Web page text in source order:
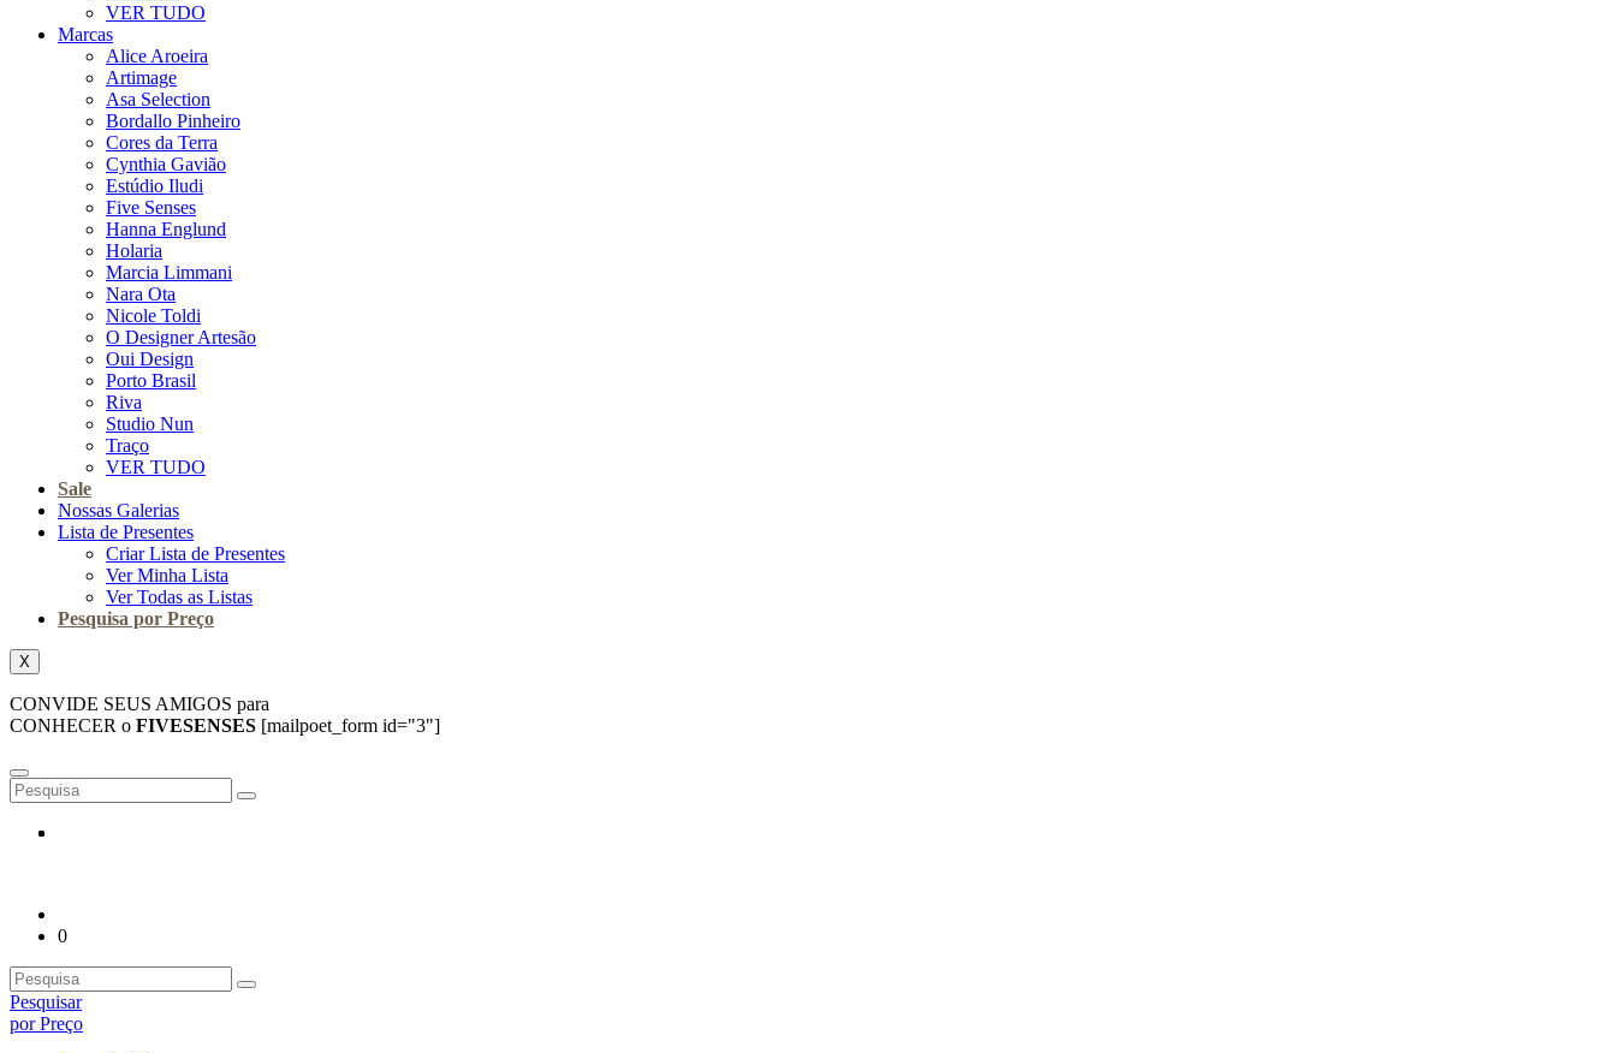
VER TUDO
Marcas
Alice Aroeira
Artimage
Asa Selection
Bordallo Pinheiro
Cores da Terra
Cynthia Gavião
Estúdio Iludi
Five Senses
Hanna Englund
Holaria
Marcia Limmani
Nara Ota
Nicole Toldi
O Designer Artesão
Oui Design
Porto Brasil
Riva
Studio Nun
Traço
VER TUDO
Sale
Nossas Galerias
Lista de Presentes
Criar Lista de Presentes
Ver Minha Lista
Ver Todas as Listas
Pesquisa por Preço
X
CONVIDE SEUS AMIGOS para
CONHECER o FIVESENSES [mailpoet_form id="3"]
0
Pesquisar
por Preço